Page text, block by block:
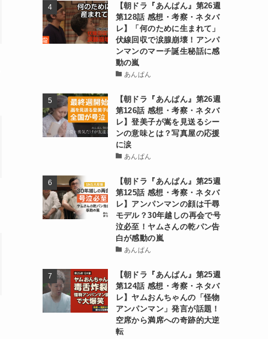
【朝ドラ『あんぱん』第26週
第128話 感想・考察・ネタバ
レ】「何のために生まれて」
伏線回収で涙腺崩壊！アンパ
ンマンのマーチ誕生秘話に感
動の嵐
あんぱん
【朝ドラ『あんぱん』第26週
第126話 感想・考察・ネタバ
レ】登美子が嵩を見送るシー
ンの意味とは？写真屋の応援
に涙
あんぱん
【朝ドラ『あんぱん』第25週
第125話 感想・考察・ネタバ
レ】アンパンマンの顔は千尋
モデル？30年越しの再会で号
泣必至！ヤムさんの乾パン告
白が感動の嵐
あんぱん
【朝ドラ『あんぱん』第25週
第124話 感想・考察・ネタバ
レ】ヤムおんちゃんの「怪物
アンパンマン」発言が話題！
空席から満席への奇跡的大逆
転